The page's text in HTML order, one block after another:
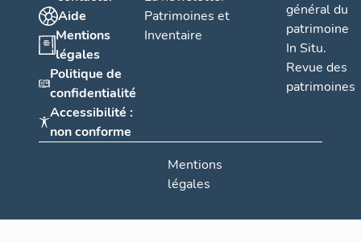
Aide
Mentions
légales
Politique de
confidentialité
Accessibilité :
non conforme
Patrimoines et
Inventaire
général du
patrimoine
In Situ.
Revue des
patrimoines
Mentions
légales